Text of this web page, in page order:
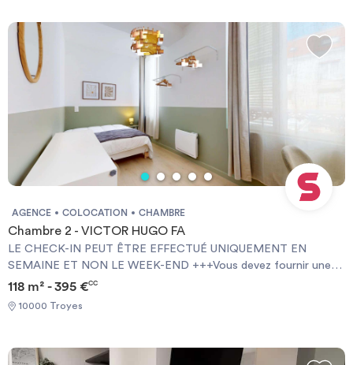
AGENCE COLOCATION CHAMBRE
Chambre 2 - VICTOR HUGO FA
LE CHECK-IN PEUT ÊTRE EFFECTUÉ UNIQUEMENT EN
SEMAINE ET NON LE WEEK-END +++Vous devez fournir une
Garantie Visale obligatoirement et une assurance habitation+++
[ENG] CHECK-IN CAN ONLY BE DONE ON WEEKDAYS AND
NOT AT WEEKENDS +++You must provide a Visale Guarantee
118 m² - 395 €CC
10000 Troyes